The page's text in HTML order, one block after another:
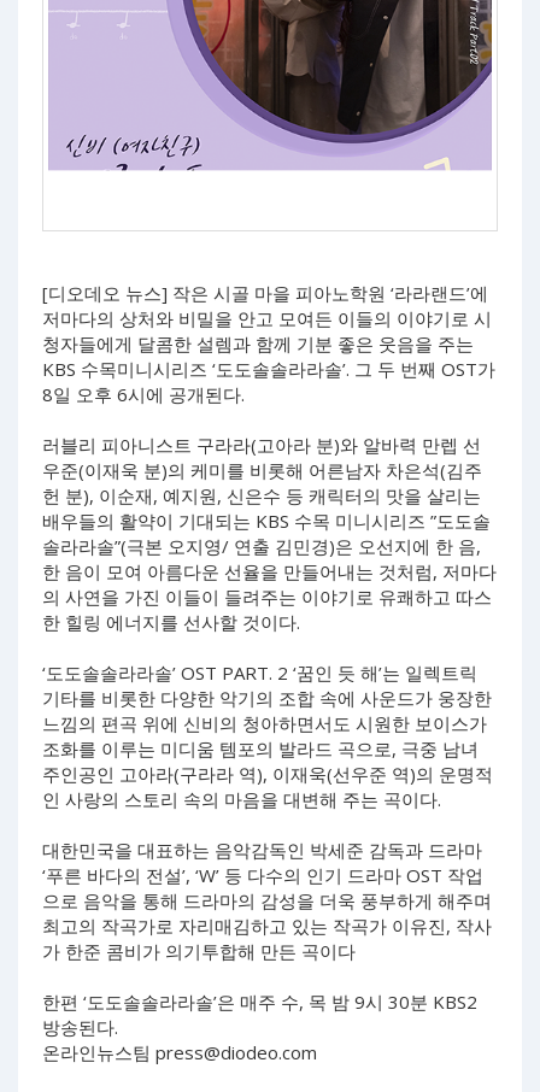
[디오데오 뉴스] 작은 시골 마을 피아노학원 ‘라라랜드’에
저마다의 상처와 비밀을 안고 모여든 이들의 이야기로 시
청자들에게 달콤한 설렘과 함께 기분 좋은 웃음을 주는
KBS 수목미니시리즈 ‘도도솔솔라라솔’. 그 두 번째 OST가
8일 오후 6시에 공개된다.
러블리 피아니스트 구라라(고아라 분)와 알바력 만렙 선
우준(이재욱 분)의 케미를 비롯해 어른남자 차은석(김주
헌 분), 이순재, 예지원, 신은수 등 캐릭터의 맛을 살리는
배우들의 활약이 기대되는 KBS 수목 미니시리즈 ”도도솔
솔라라솔”(극본 오지영/ 연출 김민경)은 오선지에 한 음,
한 음이 모여 아름다운 선율을 만들어내는 것처럼, 저마다
의 사연을 가진 이들이 들려주는 이야기로 유쾌하고 따스
한 힐링 에너지를 선사할 것이다.
‘도도솔솔라라솔’ OST PART. 2 ‘꿈인 듯 해’는 일렉트릭
기타를 비롯한 다양한 악기의 조합 속에 사운드가 웅장한
느낌의 편곡 위에 신비의 청아하면서도 시원한 보이스가
조화를 이루는 미디움 템포의 발라드 곡으로, 극중 남녀
주인공인 고아라(구라라 역), 이재욱(선우준 역)의 운명적
인 사랑의 스토리 속의 마음을 대변해 주는 곡이다.
대한민국을 대표하는 음악감독인 박세준 감독과 드라마
‘푸른 바다의 전설’, ‘W’ 등 다수의 인기 드라마 OST 작업
으로 음악을 통해 드라마의 감성을 더욱 풍부하게 해주며
최고의 작곡가로 자리매김하고 있는 작곡가 이유진, 작사
가 한준 콤비가 의기투합해 만든 곡이다
한편 ‘도도솔솔라라솔’은 매주 수, 목 밤 9시 30분 KBS2
방송된다.
온라인뉴스팀 press@diodeo.com